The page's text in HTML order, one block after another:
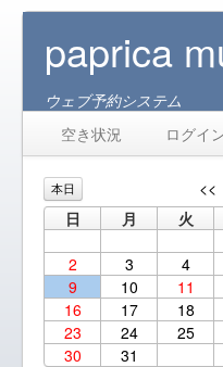
paprica
ウェブ予約システム
空き状況
ログイ
本日 <<
日
月 火
2
3 4
9
10 11
16
17 18
23
24 25
30
31